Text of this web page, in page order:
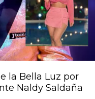
la Bella Luz por
Naldy Saldaña